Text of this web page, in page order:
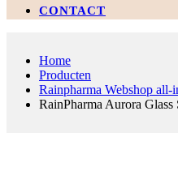
CONTACT
Home
Producten
Rainpharma Webshop all-
RainPharma Aurora